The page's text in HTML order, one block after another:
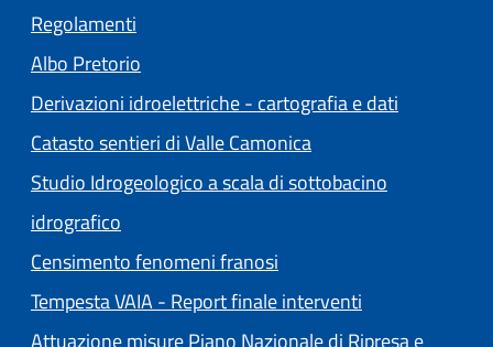
Regolamenti
Albo Pretorio
Derivazioni idroelettriche - cartografia e dati
Catasto sentieri di Valle Camonica
Studio Idrogeologico a scala di sottobacino
idrografico
Censimento fenomeni franosi
Tempesta VAIA - Report finale interventi
Attuazione misure Piano Nazionale di Ripresa e